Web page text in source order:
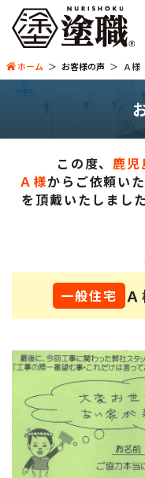
ホーム お客様の声 Ａ様
この度、鹿児
Ａ様からご依頼い
を頂戴いたしまし
一般住宅